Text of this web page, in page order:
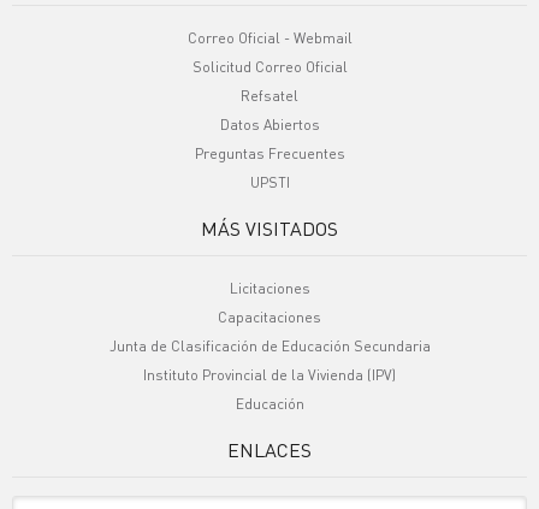
Correo Oficial - Webmail
Solicitud Correo Oficial
Refsatel
Datos Abiertos
Preguntas Frecuentes
UPSTI
MÁS VISITADOS
Licitaciones
Capacitaciones
Junta de Clasificación de Educación Secundaria
Instituto Provincial de la Vivienda (IPV)
Educación
ENLACES